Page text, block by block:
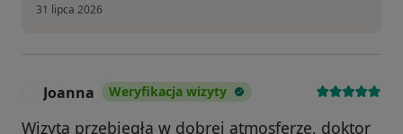
31 lipca 2026
Joanna Weryfikacja wizyty
Wizyta przebiegła w dobrej atmosferze, doktor